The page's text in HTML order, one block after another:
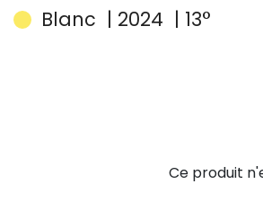
Blanc | 2024 | 13°
Ce produit